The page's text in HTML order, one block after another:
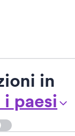
in
paesi